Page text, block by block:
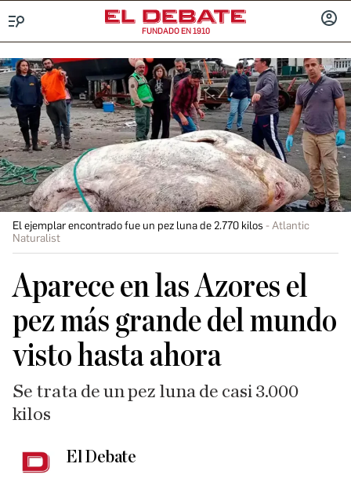
FUNDADO EN 1910
El ejemplar encontrado fue un pez luna de 2.770 kilos
Atlantic
Naturalist
Aparece en las Azores el
pez más grande del mundo
visto hasta ahora
Se trata de un pez luna de casi 3.000
kilos
El Debate